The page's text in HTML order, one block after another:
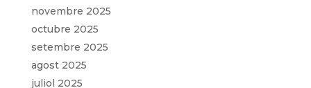
novembre 2025
octubre 2025
setembre 2025
agost 2025
juliol 2025